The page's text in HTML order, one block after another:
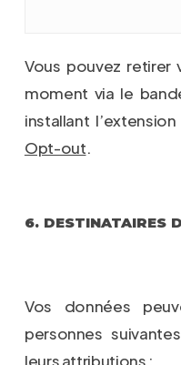
Vous pouvez
moment via le
installant
Opt-out.
6. DESTINATAIRES
Vos données
personnes
leurs attributions :